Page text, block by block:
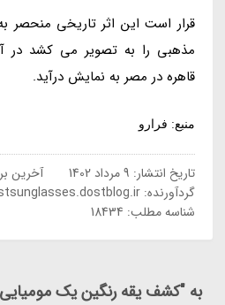
قرار است این اثر تاریخی منحصر
مذهبی را به تصویر می کشد در
قاهره در مصر به نمایش درآید.
منبع: فرارو
تاریخ انتشار: 9 مرداد 1402 آخرین
گردآورنده:
شناسه مطلب: 18434
به "کشف یقه رنگین یک مومیایی